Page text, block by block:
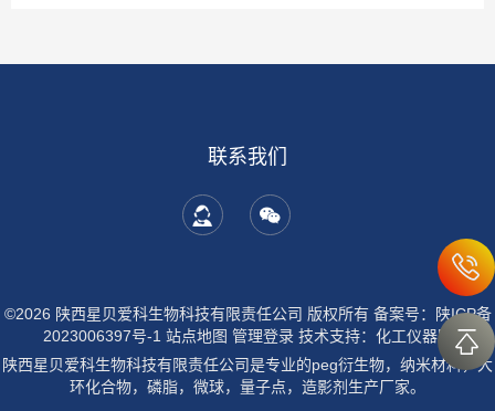
联系我们
©2026 陕西星贝爱科生物科技有限责任公司 版权所有 备案号：陕ICP备
2023006397号-1 站点地图 管理登录技术支持： 化工仪器网
陕西星贝爱科生物科技有限责任公司是专业的peg衍生物，纳米材料，大
环化合物，磷脂，微球，量子点，造影剂生产厂家。